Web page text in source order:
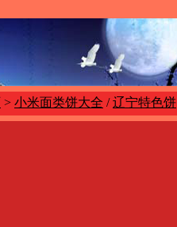
> 小米面类饼大全 /辽宁特色饼